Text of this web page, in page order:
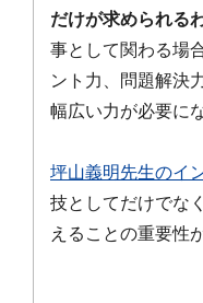
だけが求められる
事として関わる場
ント力、問題解決
幅広い力が必要に
坪山義明先生のイ
技としてだけでな
えることの重要性